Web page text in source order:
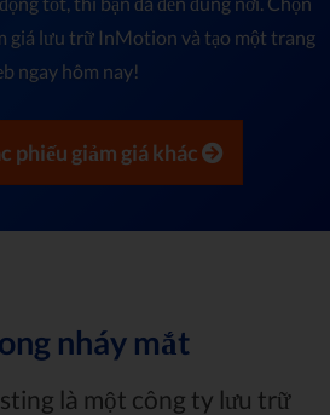
giá lưu trữ InMotion và tạo một trang
ngay hôm nay!
phiếu giảm giá khác
nháy mắt
là một công ty lưu trữ